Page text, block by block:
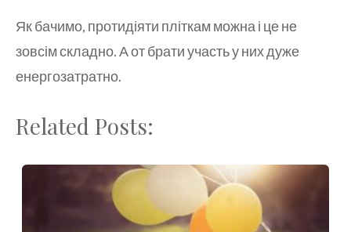
Як бачимо, протидіяти пліткам можна і це не
зовсім складно. А от брати участь у них дуже
енергозатратно.
Related Posts: